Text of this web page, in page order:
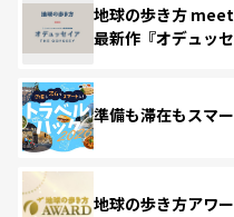
地球の歩き方
最新作『オデュッセ
準備も滞在もスマ
地球の歩き方アワ